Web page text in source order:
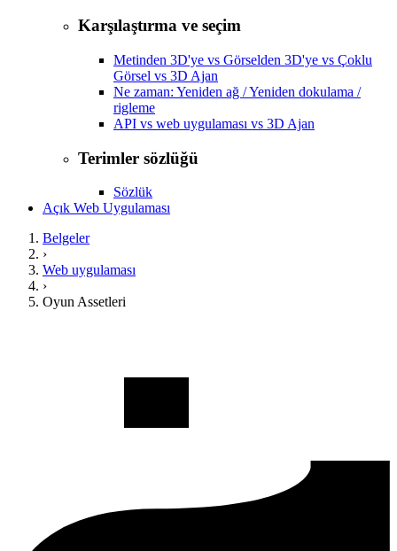
Karşılaştırma ve seçim
Metinden 3D'ye vs Görselden 3D'ye vs Çoklu
Görsel vs 3D Ajan
Ne zaman: Yeniden ağ / Yeniden dokulama /
rigleme
API vs web uygulaması vs 3D Ajan
Terimler sözlüğü
Sözlük
Açık Web Uygulaması
Belgeler
›
Web uygulaması
›
Oyun Assetleri